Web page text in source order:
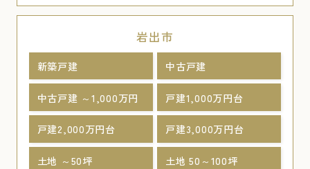
岩出市
新築戸建 中古戸建
中古戸建 ～1,000万円 戸建1,000万円台
戸建2,000万円台 戸建3,000万円台
土地 ～50坪 土地 50～100坪